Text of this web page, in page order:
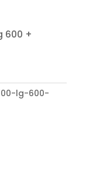
600 +
lg-600-